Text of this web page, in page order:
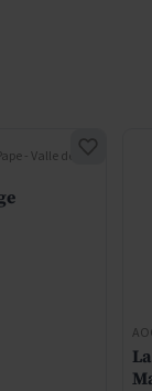
- Valle del